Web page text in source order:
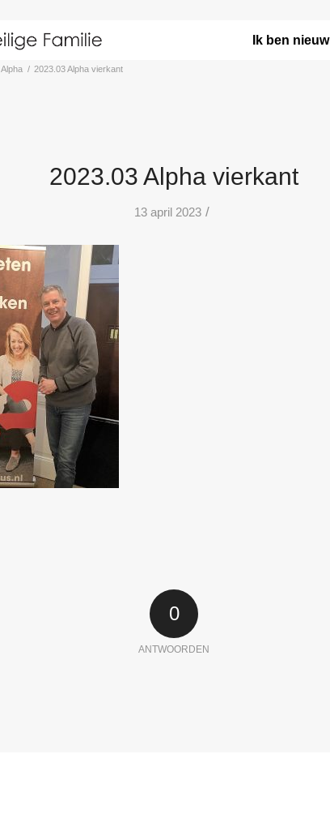
Ik ben nieuw
Alpha / 2023.03 Alpha vierkant
2023.03 Alpha vierkant
13 april 2023 /
0
ANTWOORDEN